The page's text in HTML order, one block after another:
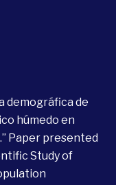
demográfica de
húmedo en
Paper presented
Study of